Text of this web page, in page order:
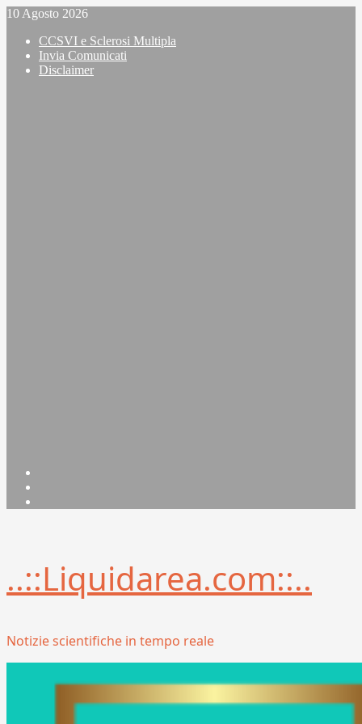
Vai
contenuto
10 Agosto 2026
CCSVI e Sclerosi Multipla
Invia Comunicati
Disclaimer
..::Liquidarea.com::..
Notizie scientifiche in tempo reale